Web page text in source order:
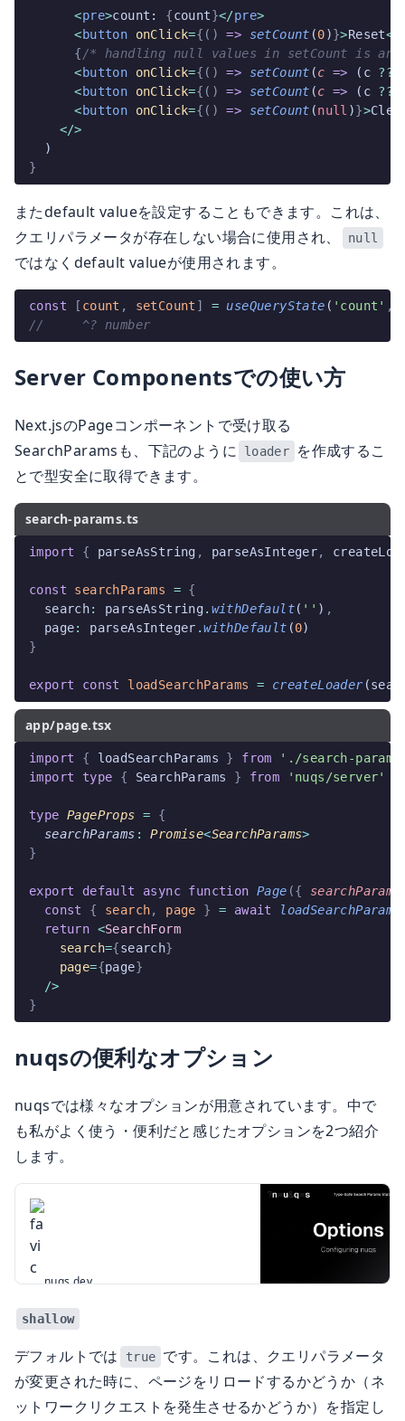
      <
pre>count: {count}</pre>
      <
button onClick={() => setCount (0)}>Reset</
      {
/* handling null values in setCount is
      <
button onClick={() => setCount (c => (c ??
      <
button onClick={() => setCount (c => (c ??
      <
button onClick={() => setCount (null )}>
    </>
  )
}
またdefault valueを設定することもできます。これは、
クエリパラメータが存在しない場合に使用され、
null
ではなくdefault valueが使用されます。
const [ count , setCount ] = useQueryState ( 'count' ,
//     ^? number
Server Componentsでの使い方
Next.jsのPageコンポーネントで受け取る
SearchParamsも、下記のように
loader
を作成するこ
とで型安全に取得できます。
search-params.ts
import { parseAsString , parseAsInteger,
const searchParams = {
  search
: parseAsString. withDefault( '' ) ,
  page
: parseAsInteger .withDefault (0)
}
export const loadSearchParams = createLoader
app/page.tsx
import { loadSearchParams } from './search-
import type { SearchParams } from 'nuqs/server'
type PageProps = {
  searchParams
: Promise<SearchParams>
}
export default async function Page ({ searchParams
  const
{ search, page } = await loadSearchParams
  return
<SearchForm
    search
={search}
    page
={page}
  />
}
nuqsの便利なオプション
nuqsでは様々なオプションが用意されています。中で
も私がよく使う・便利だと感じたオプションを2つ紹介
します。
Options | nuqs
Configuring nuqs
nuqs.dev
shallow
デフォルトでは true です。これは、クエリパラメータ
が変更された時に、ページをリロードするかどうか（ネ
ットワークリクエストを発生させるかどうか）を指定し